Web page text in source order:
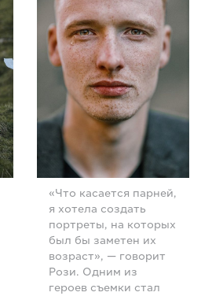
«Что касается парней,
я хотела создать
портреты, на которых
был бы заметен их
возраст», — говорит
Рози. Одним из
героев съемки стал